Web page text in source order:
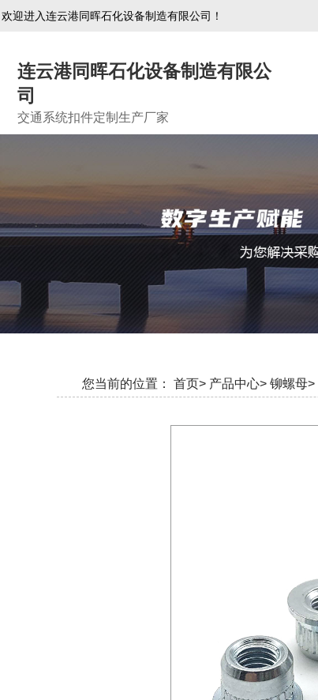
欢迎进入连云港同晖石化设备制造有限公司！
连云港同晖石化设备制造有限公
司
交通系统扣件定制生产厂家
您当前的位置： 首页> 产品中心> 铆螺母>